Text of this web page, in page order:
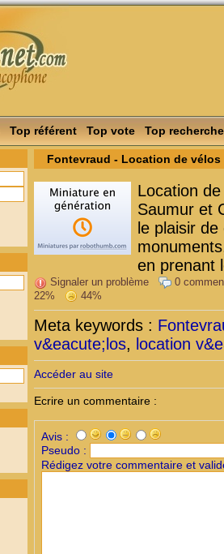
Top référent Top vote Top recherche
Fontevraud - Location de vélos
Location
Saumur et
le plaisir
en prenant
Signaler un problème
0
22%
44%
Meta keywords :
v&eacute;los, location
Accéder au site
Ecrire un commentaire :
Avis :
Pseudo :
Rédigez votre commentaire et